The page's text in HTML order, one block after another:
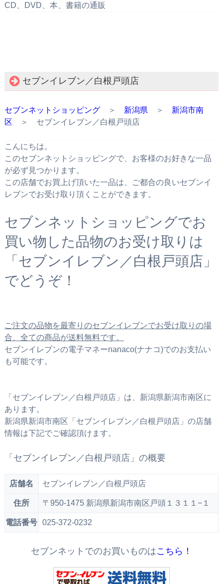
CD、DVD、本、書籍の通販
セブンイレブン／白根戸頭店
セブンネットショッピング＞ 新潟県 ＞ 新潟市南
区 ＞ セブンイレブン／白根戸頭店
こんにちは。
このセブンネットショッピングで、お客様のお好きな一品
が必ず見つかります。
この店舗でお買上げ頂いた一品は、ご都合の良いセブンイ
レブンでお受け取り頂くことができます。
セブンネットショッピングでお
買い物した品物のお受け取りは
「セブンイレブン／白根戸頭店」
でどうぞ！
ご注文の品物を最寄りのセブンイレブンでお受け取りの場
合、全ての商品が送料無料です。
セブンイレブンの電子マネーnanaco(ナナコ)でのお支払い
も可能です。
「セブンイレブン／白根戸頭店」は、新潟県新潟市南区に
あります。
新潟県新潟市南区「セブンイレブン／白根戸頭店」の店舗
情報は下記でご確認頂けます。
「セブンイレブン／白根戸頭店」の概要
店舗名 セブンイレブン／白根戸頭店
住所 〒950-1475 新潟県新潟市南区戸頭１３１１−１
電話番号 025-372-0232
セブンネットでのお買いものはこちら！